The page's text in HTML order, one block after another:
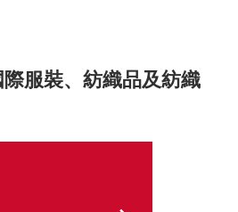
服裝、紡織品及紡織